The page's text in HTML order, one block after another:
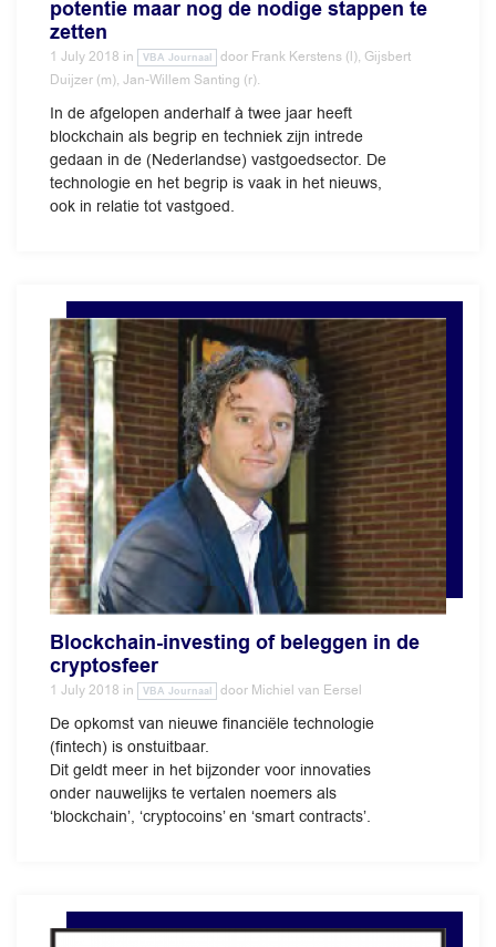
potentie maar nog de nodige stappen te
zetten
1 July 2018 in VBA Journaal door Frank Kerstens (l), Gijsbert
Duijzer (m), Jan-Willem Santing (r).
In de afgelopen anderhalf à twee jaar heeft
blockchain als begrip en techniek zijn intrede
gedaan in de (Nederlandse) vastgoedsector. De
technologie en het begrip is vaak in het nieuws,
ook in relatie tot vastgoed.
Blockchain-investing of beleggen in de
cryptosfeer
1 July 2018 in VBA Journaal door Michiel van Eersel
De opkomst van nieuwe financiële technologie
(fintech) is onstuitbaar.
Dit geldt meer in het bijzonder voor innovaties
onder nauwelijks te vertalen noemers als
‘blockchain’, ‘cryptocoins’ en ‘smart contracts’.